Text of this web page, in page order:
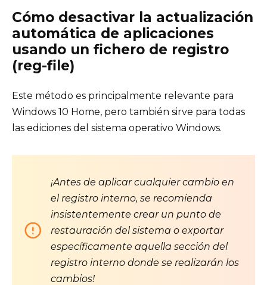
Cómo desactivar la actualización
automática de aplicaciones
usando un fichero de registro
(reg-file)
Este método es principalmente relevante para
Windows 10 Home, pero también sirve para todas
las ediciones del sistema operativo Windows.
¡Antes de aplicar cualquier cambio en
el registro interno, se recomienda
insistentemente crear un punto de
restauración del sistema o exportar
específicamente aquella sección del
registro interno donde se realizarán los
cambios!